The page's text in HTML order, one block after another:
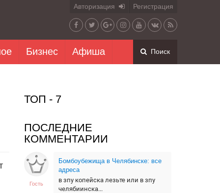
Авторизация Регистрация
Бизнес Афиша Поиск
ТОП - 7
ПОСЛЕДНИЕ
КОММЕНТАРИИ
Гость
Бомбоубежища в Челябинске: все
адреса
в зпу копейска лезьте или в зпу
челябиинска...